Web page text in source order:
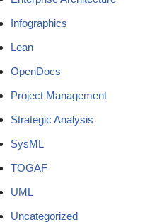
Infographics
Lean
OpenDocs
Project Management
Strategic Analysis
SysML
TOGAF
UML
Uncategorized